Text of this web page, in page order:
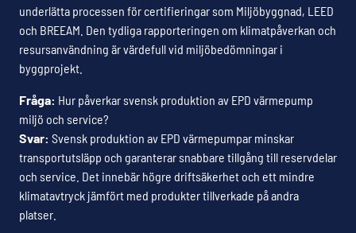
underlätta processen för certifieringar som Miljöbyggnad, LEED
och BREEAM. Den tydliga rapporteringen om klimatpåverkan och
resursanvändning är värdefull vid miljöbedömningar i
byggprojekt.
Fråga: Hur påverkar svensk produktion av EPD värmepump
miljö och service?
Svar: Svensk produktion av EPD värmepumpar minskar
transportutsläpp och garanterar snabbare tillgång till reservdelar
och service. Det innebär högre driftsäkerhet och ett mindre
klimatavtryck jämfört med produkter tillverkade på andra
platser.